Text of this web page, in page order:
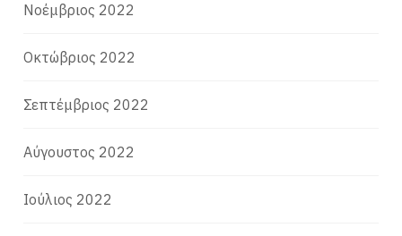
Νοέμβριος 2022
Οκτώβριος 2022
Σεπτέμβριος 2022
Αύγουστος 2022
Ιούλιος 2022